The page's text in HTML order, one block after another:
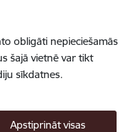
obligāti nepieciešamās
šajā vietnē var tikt
sīkdatnes.
Apstiprināt visas